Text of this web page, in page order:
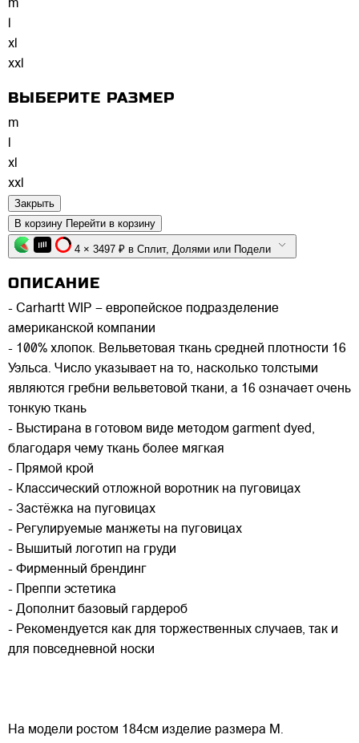
m
l
xl
xxl
ВЫБЕРИТЕ РАЗМЕР
m
xl
xxl
Закрыть
В корзину Перейти в корзину
4 × 3497 ₽ в Сплит, Долями или Подели
ОПИСАНИЕ
- Carhartt WIP – европейское подразделение
американской компании
- 100% хлопок. Вельветовая ткань средней плотности 16
Уэльса. Число указывает на то, насколько толстыми
являются гребни вельветовой ткани, а 16 означает очень
тонкую ткань
- Выстирана в готовом виде методом garment dyed,
благодаря чему ткань более мягкая
- Прямой крой
- Классический отложной воротник на пуговицах
- Застёжка на пуговицах
- Регулируемые манжеты на пуговицах
- Вышитый логотип на груди
- Фирменный брендинг
- Преппи эстетика
- Дополнит базовый гардероб
- Рекомендуется как для торжественных случаев, так и
для повседневной носки
На модели ростом 184см изделие размера M.